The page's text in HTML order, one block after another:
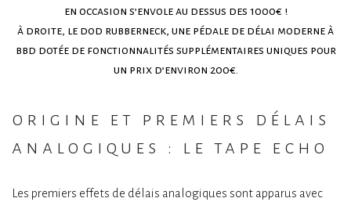
en occasion s’envole au dessus des 1000€ !
à droite, le dod rubberneck, une pédale de délai moderne à
bbd dotée de fonctionnalités supplémentaires uniques pour
un prix d’environ 200€.
origine et premiers délais
analogiques : le tape echo
Les premiers effets de délais analogiques sont apparus avec